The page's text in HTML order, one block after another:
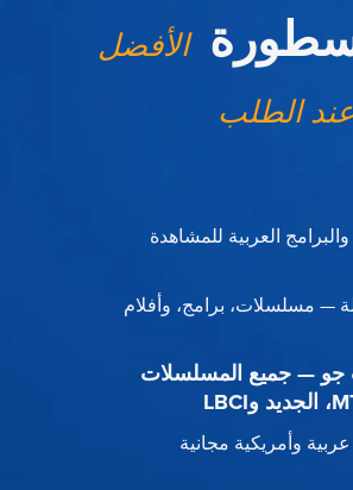
الأفضل
الطلب
العربية للمشاهدة
— مسلسلات، برامج، وأفلام
جو — جميع المسلسلات